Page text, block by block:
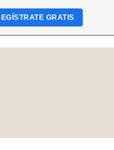
GRATIS